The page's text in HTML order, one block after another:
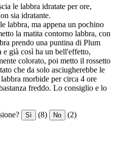
le labbra idratate per ore,
sia idratante.
labbra, ma appena un pochino
la matita contorno labbra, con
prendo una puntina di Plum
e già così ha un bell'effetto,
colorato, poi metto il rossetto
che da solo asciugherebbe le
morbide per circa 4 ore
freddo. Lo consiglio e lo
Sì (8) No (2)